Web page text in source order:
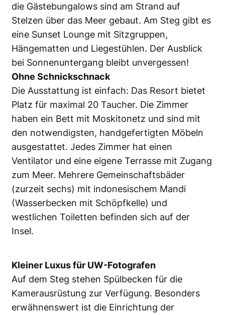
die Gästebungalows sind am Strand auf
Stelzen über das Meer gebaut. Am Steg gibt es
eine Sunset Lounge mit Sitzgruppen,
Hängematten und Liegestühlen. Der Ausblick
bei Sonnenuntergang bleibt unvergessen!
Ohne Schnickschnack
Die Ausstattung ist einfach: Das Resort bietet
Platz für maximal 20 Taucher. Die Zimmer
haben ein Bett mit Moskitonetz und sind mit
den notwendigsten, handgefertigten Möbeln
ausgestattet. Jedes Zimmer hat einen
Ventilator und eine eigene Terrasse mit Zugang
zum Meer. Mehrere Gemeinschaftsbäder
(zurzeit sechs) mit indonesischem Mandi
(Wasserbecken mit Schöpfkelle) und
westlichen Toiletten befinden sich auf der
Insel.
Kleiner Luxus für UW-Fotografen
Auf dem Steg stehen Spülbecken für die
Kamerausrüstung zur Verfügung. Besonders
erwähnenswert ist die Einrichtung der